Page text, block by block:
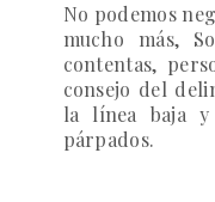
No podemos
mucho más,
contentas,
consejo del
la línea baja
párpados.